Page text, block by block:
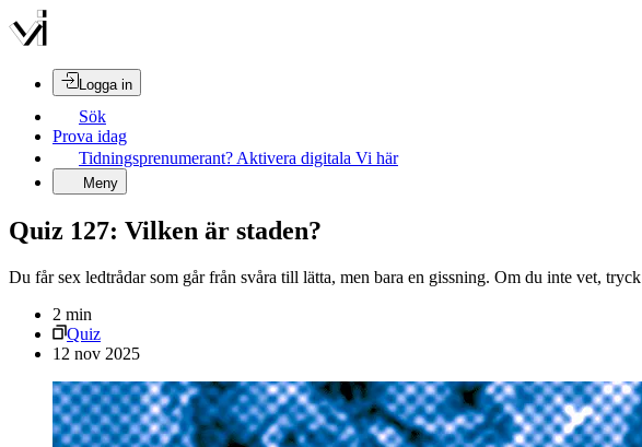
Logga in
Sök
Prova idag
Tidningsprenumerant? Aktivera digitala Vi här
Meny
Quiz 127: Vilken är staden?
Du får sex ledtrådar som går från svåra till lätta, men bara en gissning. Om du inte vet, tryck
2 min
Quiz
12 nov 2025